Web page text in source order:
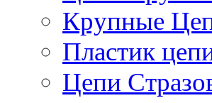
Крупные
Пластик
Цепи